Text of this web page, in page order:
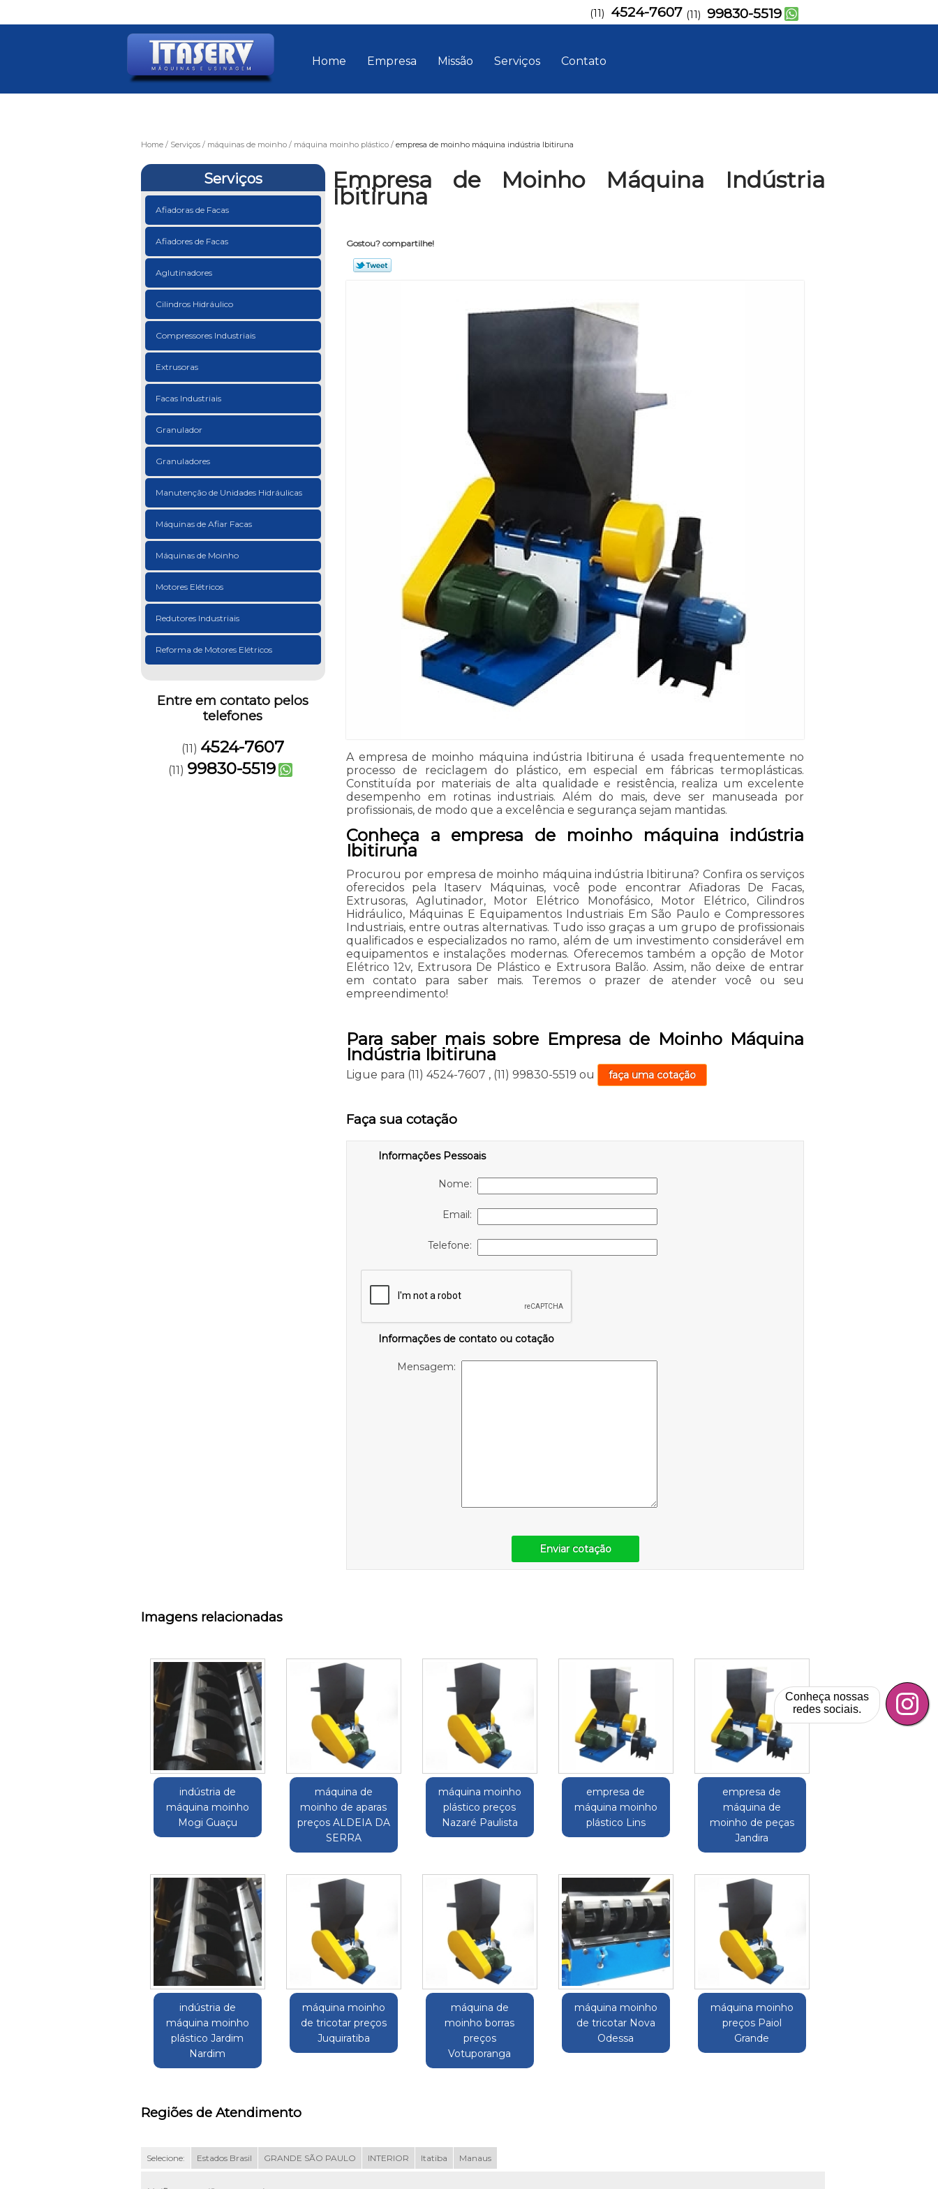
Home Empresa Missão Serviços Contato
(11) 4524-7607 (11) 99830-5519
Home Serviços máquinas de moinho máquina moinho plástico empresa de moinho máquina indústria Ibitiruna
Serviços
Afiadoras de Facas
Afiadores de Facas
Aglutinadores
Cilindros Hidráulico
Compressores Industriais
Extrusoras
Facas Industriais
Granulador
Granuladores
Manutenção de Unidades Hidráulicas
Máquinas de Afiar Facas
Máquinas de Moinho
Motores Elétricos
Redutores Industriais
Reforma de Motores Elétricos
Entre em contato pelos
telefones
(11) 4524-7607
(11) 99830-5519
Empresa de Moinho Máquina Indústria
Ibitiruna
Gostou? compartilhe!
A empresa de moinho máquina indústria Ibitiruna é usada frequentemente no
processo de reciclagem do plástico, em especial em fábricas termoplásticas.
Constituída por materiais de alta qualidade e resistência, realiza um excelente
desempenho em rotinas industriais. Além do mais, deve ser manuseada por
profissionais, de modo que a excelência e segurança sejam mantidas.
Conheça a empresa de moinho máquina indústria
Ibitiruna
Procurou por empresa de moinho máquina indústria Ibitiruna? Confira os serviços
oferecidos pela Itaserv Máquinas, você pode encontrar Afiadoras De Facas,
Extrusoras, Aglutinador, Motor Elétrico Monofásico, Motor Elétrico, Cilindros
Hidráulico, Máquinas E Equipamentos Industriais Em São Paulo e Compressores
Industriais, entre outras alternativas. Tudo isso graças a um grupo de profissionais
qualificados e especializados no ramo, além de um investimento considerável em
equipamentos e instalações modernas. Oferecemos também a opção de Motor
Elétrico 12v, Extrusora De Plástico e Extrusora Balão. Assim, não deixe de entrar
em contato para saber mais. Teremos o prazer de atender você ou seu
empreendimento!
Para saber mais sobre Empresa de Moinho Máquina
Indústria Ibitiruna
Ligue para (11) 4524-7607 , (11) 99830-5519 ou faça uma cotação
Faça sua cotação
Informações Pessoais
Nome:
Email:
Telefone:
Informações de contato ou cotação
Mensagem:
Enviar cotação
Imagens relacionadas
indústria de
máquina moinho
Mogi Guaçu
máquina de
moinho de aparas
preços ALDEIA DA
SERRA
máquina moinho
plástico preços
Nazaré Paulista
empresa de
máquina moinho
plástico Lins
empresa de
máquina de
moinho de peças
Jandira
indústria de
máquina moinho
plástico Jardim
Nardim
máquina moinho
de tricotar preços
Juquiratiba
máquina de
moinho borras
preços
Votuporanga
máquina moinho
de tricotar Nova
Odessa
máquina moinho
preços Paiol
Grande
Regiões de Atendimento
Selecione: Estados Brasil GRANDE SÃO PAULO INTERIOR Itatiba Manaus
Conheça nossas
redes sociais.